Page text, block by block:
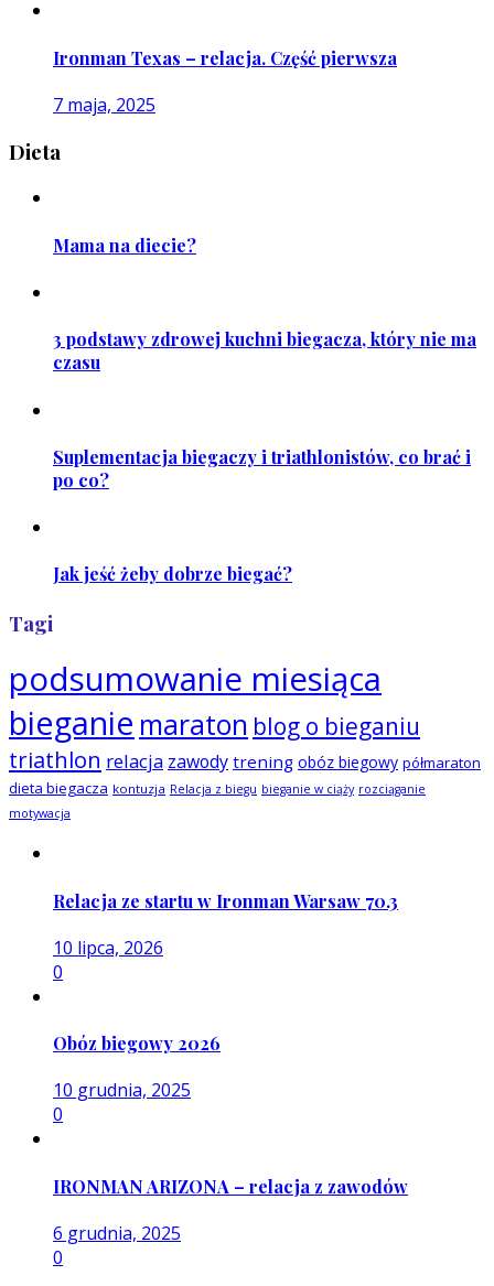
Ironman Texas – relacja. Część pierwsza
7 maja, 2025
Dieta
Mama na diecie?
3 podstawy zdrowej kuchni biegacza, który nie ma
czasu
Suplementacja biegaczy i triathlonistów, co brać i
po co?
Jak jeść żeby dobrze biegać?
Tagi
podsumowanie miesiąca
bieganie maraton blog o bieganiu
triathlon relacja zawody trening obóz biegowy półmaraton
dieta biegacza kontuzja Relacja z biegu bieganie w ciąży rozciąganie
motywacja
Relacja ze startu w Ironman Warsaw 70.3
10 lipca, 2026
0
Obóz biegowy 2026
10 grudnia, 2025
0
IRONMAN ARIZONA – relacja z zawodów
6 grudnia, 2025
0